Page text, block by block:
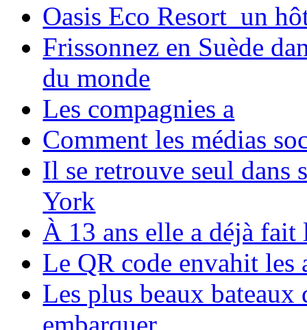
Oasis Eco Resort un
Frissonnez en Suède
du monde
Les compagnies a
Comment les médias
Il se retrouve seul dans
York
À 13 ans elle a déjà
Le QR code envahit les
Les plus beaux bateaux
embarquer